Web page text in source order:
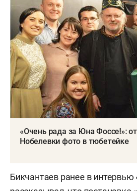
«Очень рада за Юна Фоссе!»:
Нобелевки фото в тюбетейке
Бикчантаев ранее в